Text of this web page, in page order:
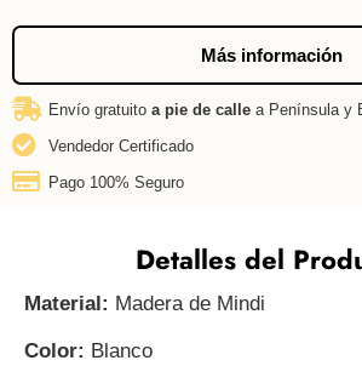
Más información
Envío gratuito a pie de calle a Península y
Vendedor Certificado
Pago 100% Seguro
Detalles del
Material: Madera de Mindi
Color: Blanco